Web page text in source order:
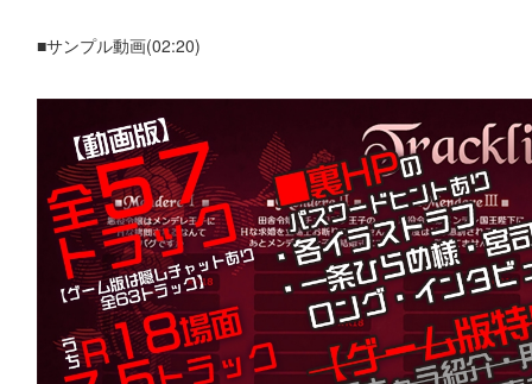
■サンプル動画(02:20)